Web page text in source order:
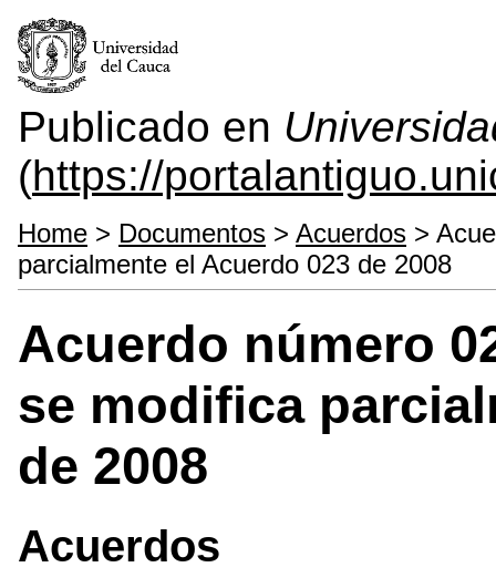
Publicado en
(https://
Home > Documentos > Acuerdos >
parcialmente el Acuerdo 023 de 2008
Acuerdo número
se modifica
de 2008
Acuerdos